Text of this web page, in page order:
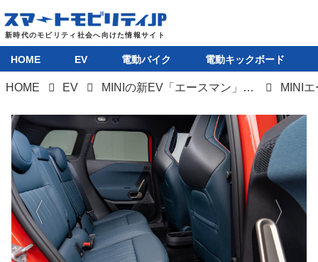
EV
電動バイク
電動キックボード
ライフスタイル
HOME EV 電動バイク 電動キックボード
HOME EV MINIの新EV「エースマン」発売。シンプルデザインで全長約4.1mのコンパクトなSUV MINI